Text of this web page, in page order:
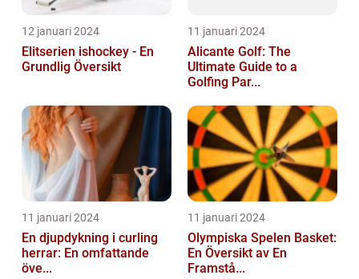
12 januari 2024
Elitserien ishockey - En
Grundlig Översikt
11 januari 2024
Alicante Golf: The
Ultimate Guide to a
Golfing Par...
11 januari 2024
En djupdykning i curling
herrar: En omfattande
öve...
11 januari 2024
Olympiska Spelen Basket:
En Översikt av En
Framstå...